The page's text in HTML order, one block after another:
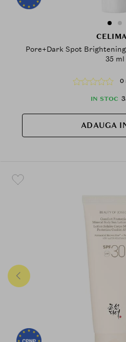
Pore+Dark Spot
35 ml
0
IN STOC
ADAUGA